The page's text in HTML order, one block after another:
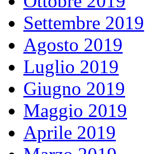
Settembre 2019
Agosto 2019
Luglio 2019
Giugno 2019
Maggio 2019
Aprile 2019